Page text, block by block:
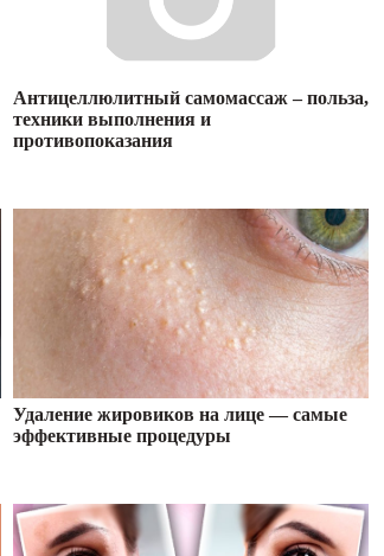
Антицеллюлитный самомассаж – польза,
техники выполнения и
противопоказания
Удаление жировиков на лице — самые
эффективные процедуры